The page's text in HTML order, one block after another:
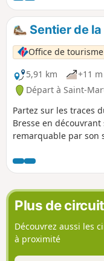
Sentier de
Office de tourisme
5,91 km
+11 m
Départ à Saint-
Partez sur les traces
Bresse en
remarquable par son
d’échanges entre la
mais riche d’histoire.
Plus de
Découvrez aussi les
à proximité